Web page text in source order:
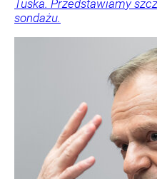
Tuska. Przedstawiamy
sondażu.